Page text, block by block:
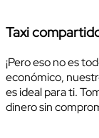
Taxi
¡Pero eso no es
económico,
es ideal para ti.
dinero sin